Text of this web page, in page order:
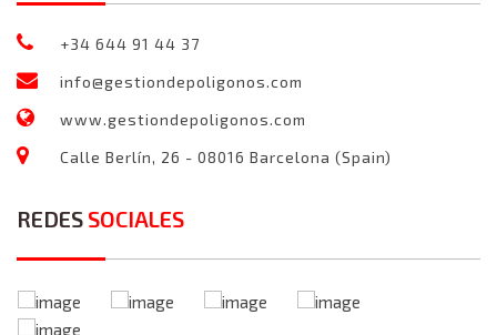
+34 644 91 44 37
info@gestiondepoligonos.com
www.gestiondepoligonos.com
Calle Berlín, 26 - 08016 Barcelona (Spain)
REDES SOCIALES